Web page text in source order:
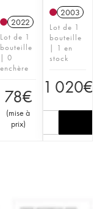
2022
Lot de 1
bouteille
| 0
enchère
78€
(mise à
prix)
2003
Lot de 1
bouteille
| 1 en
stock
1 020€